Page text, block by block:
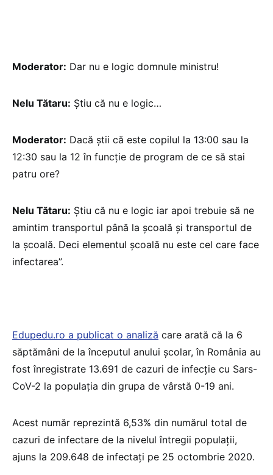
Moderator: Dar nu e logic domnule ministru!
Nelu Tătaru: Știu că nu e logic…
Moderator: Dacă știi că este copilul la 13:00 sau la
12:30 sau la 12 în funcție de program de ce să stai
patru ore?
Nelu Tătaru: Știu că nu e logic iar apoi trebuie să ne
amintim transportul până la școală și transportul de
la școală. Deci elementul școală nu este cel care face
infectarea”.
Edupedu.ro a publicat o analiză care arată că la 6
săptămâni de la începutul anului școlar, în România au
fost înregistrate 13.691 de cazuri de infecție cu Sars-
CoV-2 la populația din grupa de vârstă 0-19 ani.
Acest număr reprezintă 6,53% din numărul total de
cazuri de infectare de la nivelul întregii populații,
ajuns la 209.648 de infectați pe 25 octombrie 2020.